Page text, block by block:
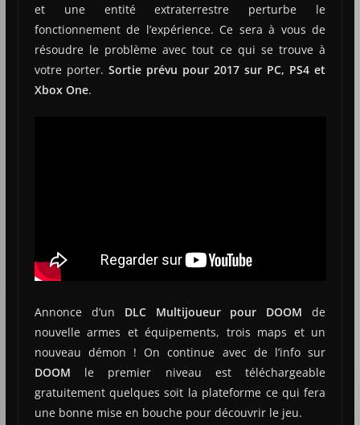
et une entité extraterrestre perturbe le
fonctionnement de l’expérience. Ce sera à vous de
résoudre le problème avec tout ce qui se trouve à
votre porter. Sortie prévu pour 2017 sur PC, PS4 et
Xbox One.
Annonce d’un DLC Multijoueur pour DOOM de
nouvelle armes et équipements, trois maps et un
nouveau démon ! On continue avec de l’info sur
DOOM le premier niveau est téléchargeable
gratuitement quelques soit la plateforme ce qui fera
une bonne mise en bouche pour découvrir le jeu.